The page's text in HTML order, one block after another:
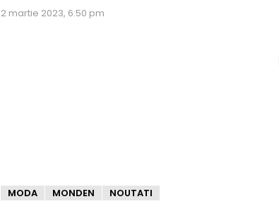
2 martie 2023, 6:50 pm
MODA MONDEN NOUTATI